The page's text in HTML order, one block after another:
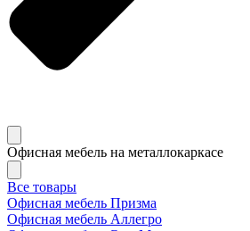
Офисная мебель на металлокаркасе
Все товары
Офисная мебель Призма
Офисная мебель Аллегро